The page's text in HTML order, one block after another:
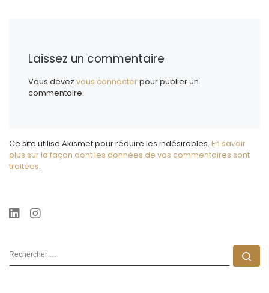
Laissez un commentaire
Vous devezvous connecterpour publier un
commentaire.
Ce site utilise Akismet pour réduire les indésirables. En savoir
plus sur la façon dont les données de vos commentaires sont
traitées.
RECHERCHER